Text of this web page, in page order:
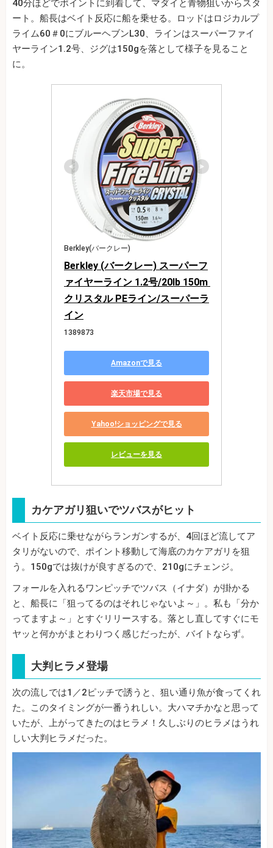
40分ほどでポイントに到着して、マダイと青物狙いからスタ
ート。船長はベイト反応に船を乗せる。ロッドはロジカルプ
ライム60＃0にブルーヘブンL30、ラインはスーパーファイ
ヤーライン1.2号、ジグは150gを落として様子を見ること
に。
Berkley(バークレー)
Berkley (バークレー) スーパーフ
ァイヤーライン 1.2号/20lb 150m
クリスタル PEライン/スーパーラ
イン
1389873
Amazonで見る
楽天市場で見る
Yahoo!ショッピングで見る
レビューを見る
カケアガリ狙いでツバスがヒット
ベイト反応に乗せながらランガンするが、4回ほど流してア
タリがないので、ポイント移動して海底のカケアガリを狙
う。150gでは抜けが良すぎるので、210gにチェンジ。
フォールを入れるワンピッチでツバス（イナダ）が掛かる
と、船長に「狙ってるのはそれじゃないよ～」。私も「分か
ってますよ～」とすぐリリースする。落とし直してすぐにモ
ヤッと何かがまとわりつく感じだったが、バイトならず。
大判ヒラメ登場
次の流しでは1／2ピッチで誘うと、狙い通り魚が食ってくれ
た。このタイミングが一番うれしい。大ハマチかなと思って
いたが、上がってきたのはヒラメ！久しぶりのヒラメはうれ
しい大判ヒラメだった。